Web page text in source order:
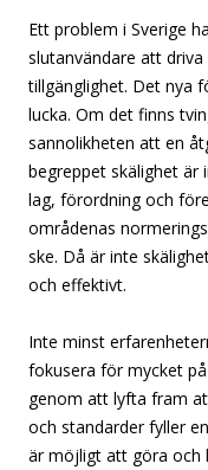
Ett problem i Sverige
slutanvändare att
tillgänglighet. Det nya
lucka. Om det finns
sannolikheten att en
begreppet skälighet är
lag, förordning och
områdenas
ske. Då är inte
och effektivt.
Inte minst
fokusera för mycket
genom att lyfta fram
och standarder fyller
är möjligt att göra och